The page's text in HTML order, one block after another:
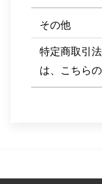
その他
特定商取引
は、こちらの